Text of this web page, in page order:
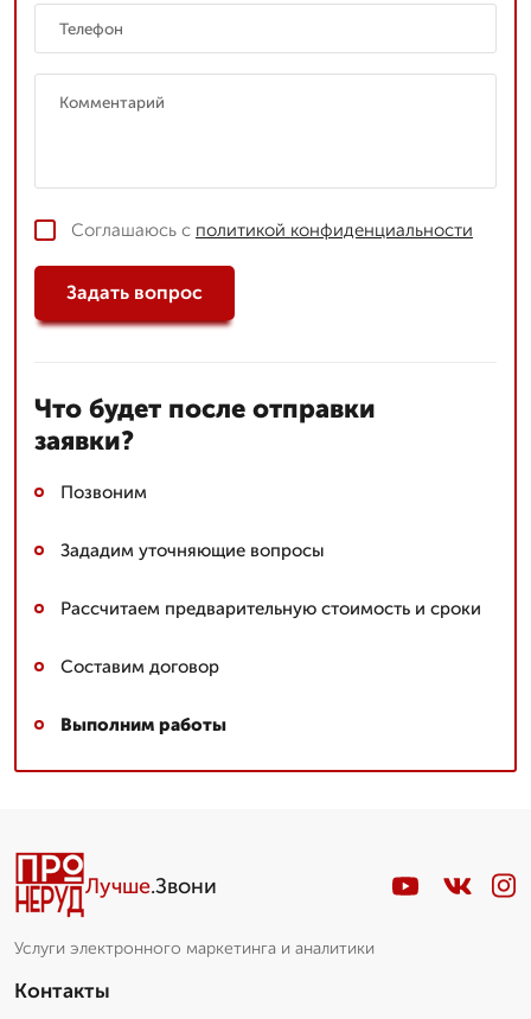
Соглашаюсь с политикой конфиденциальности
Задать вопрос
Что будет после отправки
заявки?
Позвоним
Зададим уточняющие вопросы
Рассчитаем предварительную стоимость и сроки
Составим договор
Выполним работы
Лучше.Звони
Услуги электронного маркетинга и аналитики
Контакты
Пишет Вам...